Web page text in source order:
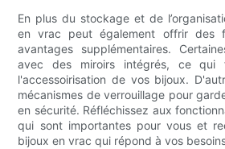
En plus du stockage et de
en vrac peut également offrir des
avantages supplémentaires.
avec des miroirs intégrés, ce qui
l'accessoirisation de vos bijoux.
mécanismes de verrouillage pour
en sécurité. Réfléchissez aux
qui sont importantes pour vous et
bijoux en vrac qui répond à vos